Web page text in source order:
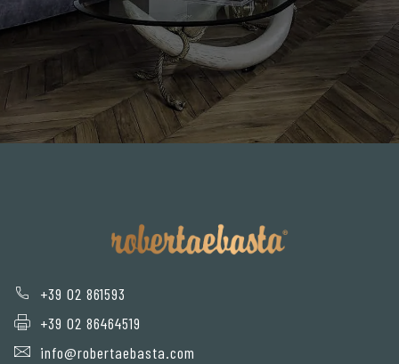
+39 02 861593
+39 02 86464519
info@robertaebasta.com